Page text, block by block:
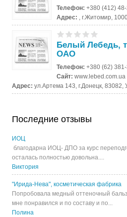
Телефон:+380 (412)
Адрес:
, г.Житомир,
Белый Лебедь,
ОАО
Телефон:+380 (62)
Сайт:www.lebed.com.ua
Адрес:ул.Артема 143, г.Донецк, 83082,
Последние отзывы
ИОЦ
благодарна ИОЦ- ДПО за курс
осталась полностью довольна....
Виктория
"Ирида-Нева", косметическая фабрика
Попробовала медный оттеночный
мне понравился и по составу и по...
Полина